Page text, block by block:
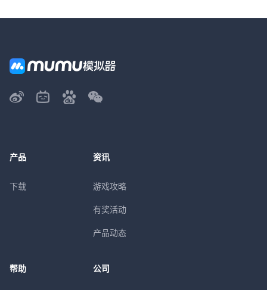
产品
下载
资讯
游戏攻略
有奖活动
产品动态
帮助 公司